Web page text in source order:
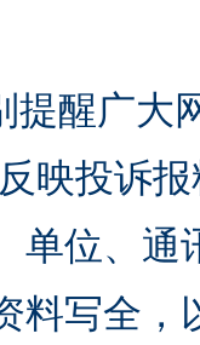
提醒广大
映投诉
单位、通
料写全，